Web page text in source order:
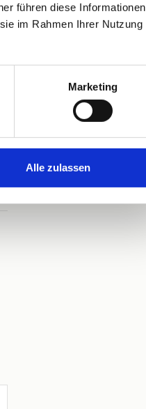
führen diese Informationen
im Rahmen Ihrer Nutzung
Marketing
Alle zulassen